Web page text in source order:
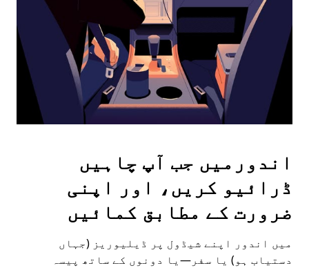
the
calendar.
اندورمیں جب آپ چاہیں
ڈرائیو کریں، اور اپنی
ضرورت کے مطابق کمائیں
میں اندور اپنے شیڈول پر ڈیلیوریز (جہاں
دستیاب ہو) یا سفر—یا دونوں کے ساتھ پیسہ